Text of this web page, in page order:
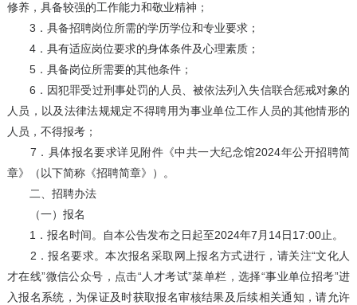
修养，具备较强的工作能力和敬业精神；
3．具备招聘岗位所需的学历学位和专业要求；
4．具有适应岗位要求的身体条件及心理素质；
5．具备岗位所需要的其他条件；
6．因犯罪受过刑事处罚的人员、被依法列入失信联合惩戒对象的
人员，以及法律法规规定不得聘用为事业单位工作人员的其他情形的
人员，不得报考；
7．具体报名要求详见附件《中共一大纪念馆2024年公开招聘简
章》（以下简称《招聘简章》）。
二、招聘办法
（一）报名
1．报名时间。自本公告发布之日起至2024年7月14日17:00止。
2．报名要求。本次报名采取网上报名方式进行，请关注“文化人
才在线”微信公众号，点击“人才考试”菜单栏，选择“事业单位招考”进
入报名系统，为保证及时获取报名审核结果及后续相关通知，请允许